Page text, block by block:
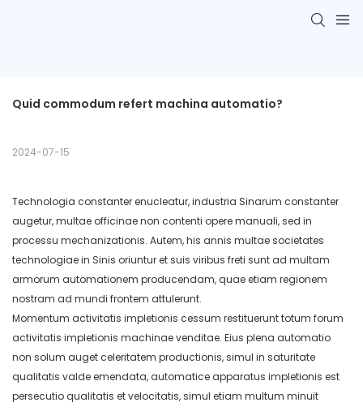
Quid commodum refert machina automatio?
2024-07-15
Technologia constanter enucleatur, industria Sinarum constanter
augetur, multae officinae non contenti opere manuali, sed in
processu mechanizationis. Autem, his annis multae societates
technologiae in Sinis oriuntur et suis viribus freti sunt ad multam
armorum automationem producendam, quae etiam regionem
nostram ad mundi frontem attulerunt.
Momentum activitatis impletionis cessum restituerunt totum forum
activitatis impletionis machinae venditae. Eius plena automatio
non solum auget celeritatem productionis, simul in saturitate
qualitatis valde emendata, automatice apparatus impletionis est
persecutio qualitatis et velocitatis, simul etiam multum minuit